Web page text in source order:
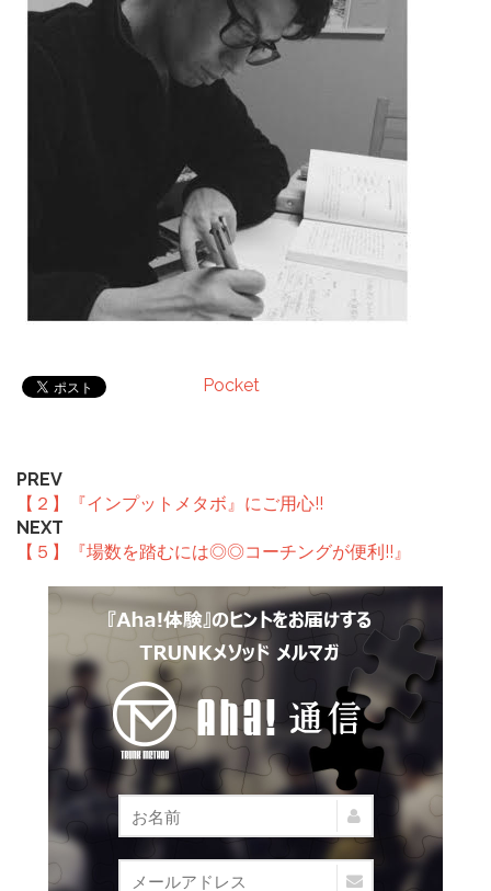
Pocket
PREV
【２】『インプットメタボ』にご用心!!
NEXT
【５】『場数を踏むには◎◎コーチングが便利!!』